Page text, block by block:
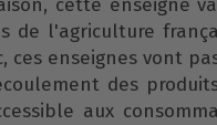
cette enseigne
de l'agriculture
ces enseignes vont
des
aux